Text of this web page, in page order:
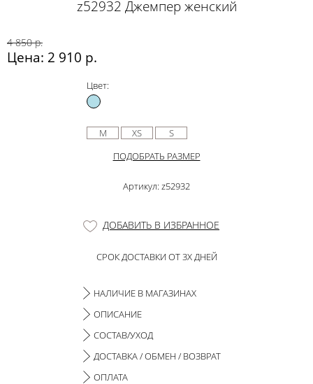
z52932 Джемпер женский
4 850 р.
Цена: 2 910 р.
Цвет:
M XS
S
ПОДОБРАТЬ РАЗМЕР
Артикул: z52932
ДОБАВИТЬ В ИЗБРАННОЕ
СРОК ДОСТАВКИ ОТ 3Х ДНЕЙ
НАЛИЧИЕ В МАГАЗИНАХ
ОПИСАНИЕ
СОСТАВ/УХОД
ДОСТАВКА / ОБМЕН / ВОЗВРАТ
ОПЛАТА